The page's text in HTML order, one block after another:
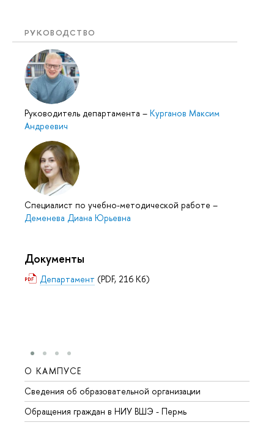
РУКОВОДСТВО
Руководитель департамента – Курганов Максим
Андреевич
Специалист по учебно-методической работе –
Деменева Диана Юрьевна
Документы
Департамент (PDF, 216 Кб)
О КАМПУСЕ
Сведения об образовательной организации
Обращения граждан в НИУ ВШЭ - Пермь